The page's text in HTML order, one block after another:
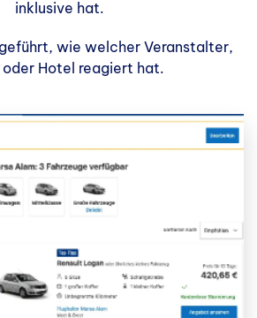
inklusive hat.
wie welcher Veranstalter,
oder Hotel reagiert hat.